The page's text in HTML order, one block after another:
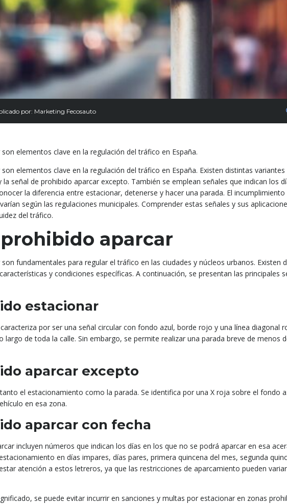
por: Marketing Fecosauto
elementos clave en la regulación del tráfico en España.
elementos clave en la regulación del tráfico en España. Existen distintas
señal de prohibido aparcar excepto. También se emplean señales que indican los
la diferencia entre estacionar, detenerse y hacer una parada. El
según las regulaciones municipales. Comprender estas señales y sus
del tráfico.
aparcar
fundamentales para regular el tráfico en las ciudades y núcleos urbanos. Existen
y condiciones específicas. A continuación, se presentan las principales
estacionar
por ser una señal circular con fondo azul, borde rojo y una línea diagonal
largo de toda la calle. Sin embargo, se permite realizar una parada breve de menos
aparcar excepto
el estacionamiento como la parada. Se identifica por una X roja sobre el fondo
en esa zona.
aparcar con fecha
incluyen números que indican los días en los que no se podrá aparcar en esa
en días impares, días pares, primera quincena del mes, segunda
atención a estos letreros, ya que las restricciones de aparcamiento pueden
se puede evitar incurrir en sanciones y multas por estacionar en zonas